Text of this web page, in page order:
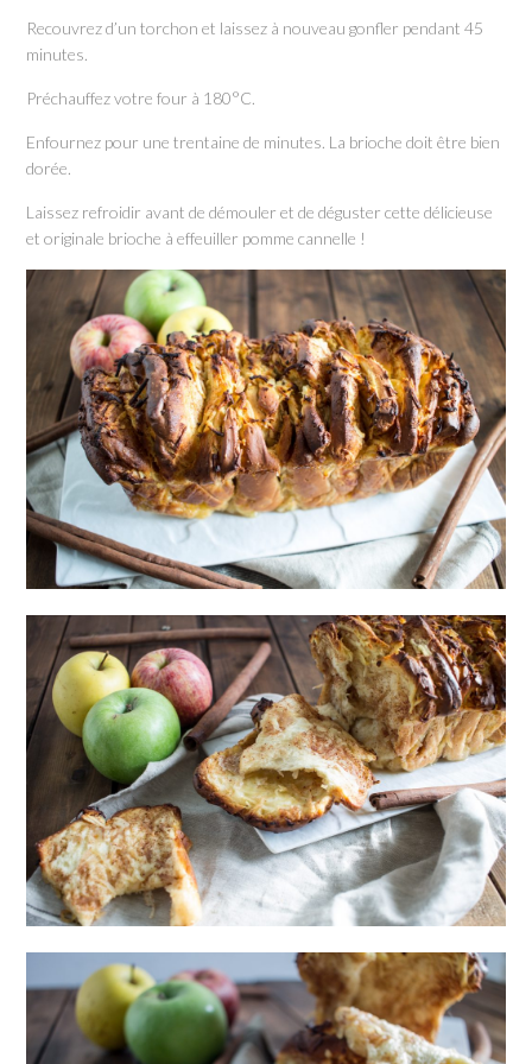
Recouvrez d’un torchon et laissez à nouveau gonfler pendant 45
minutes.
Préchauffez votre four à 180°C.
Enfournez pour une trentaine de minutes. La brioche doit être bien
dorée.
Laissez refroidir avant de démouler et de déguster cette délicieuse
et originale brioche à effeuiller pomme cannelle !